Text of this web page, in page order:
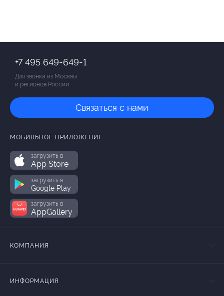
+7 495 649-649-1
Для звонка из Москвы
и регионов России
Связаться с нами
МОБИЛЬНОЕ ПРИЛОЖЕНИЕ
загрузить в
App Store
загрузить в
Google Play
загрузить в
AppGallery
КОМПАНИЯ
ИНФОРМАЦИЯ